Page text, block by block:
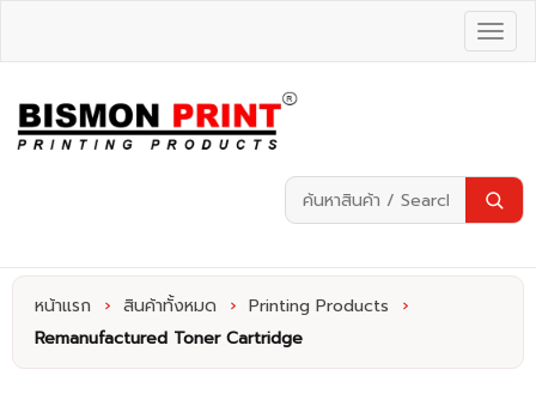
หน้าแรก › สินค้าทั้งหมด › Printing Products
›
Remanufactured Toner Cartridge